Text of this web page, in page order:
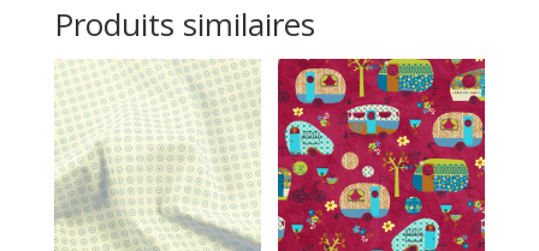
Produits similaires